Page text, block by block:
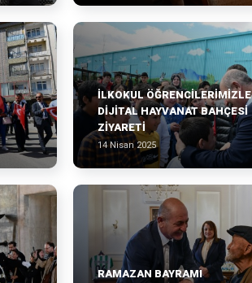
İLKOKUL ÖĞRENCİLERİMİZLE
DİJİTAL HAYVANAT BAHÇESİ
ZİYARETİ
14 Nisan 2025
RAMAZAN BAYRAMI